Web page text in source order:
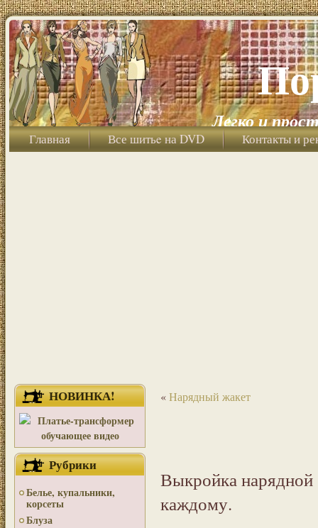
Легко и
Главная Все шитьe на DVD Контакты и
НОВИНКА!
Рубрики
Белье, купальники,
корсеты
Блуза
«Нарядный жакет
Выкройка нарядной
каждому.